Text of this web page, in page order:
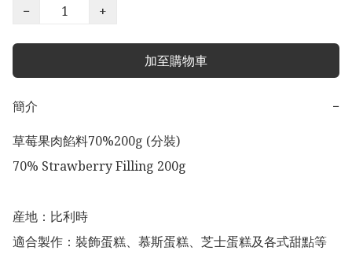
−
+
加至購物車
簡介
−
草莓果肉餡料70%200g (分裝)
70% Strawberry Filling 200g
産地：比利時
適合製作：裝飾蛋糕、慕斯蛋糕、芝士蛋糕及各式甜點等